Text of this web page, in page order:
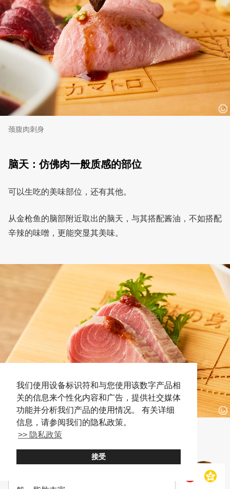
我们使用设备标识符和与您使用该数字产品相
关的信息来个性化内容和广告，提供社交媒体
功能并分析我们产品的使用情况。 有关详细
信息，请参阅我们的隐私政策。
>> 隐私政策
接受
颈腹肉刺身
脑天：仿佛肉一般质感的部位
可以生吃的美味部位，还有其他。
从金枪鱼的脑部附近取出的脑天，与其搭配酱油，不如搭配
辛辣的味噌，更能突显其美味。
脑天的刺身